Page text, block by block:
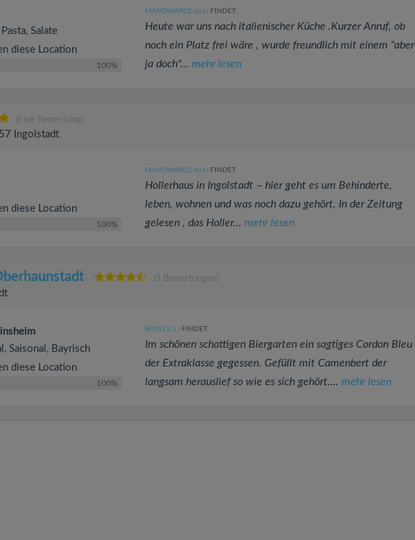
Salate
diese Location
100%
MANOWAR02 (864 )FINDET:
Heute war uns nach italienischer Küche .Kurzer Anruf, ob
noch ein Platz frei wäre , wurde freundlich mit einem "aber
ja doch"... mehr lesen
(Eine Bewertung)
Ingolstadt
diese Location
100%
MANOWAR02 (864 )FINDET:
Hollerhaus in Ingolstadt – hier geht es um Behinderte,
leben, wohnen und was noch dazu gehört. In der Zeitung
gelesen , das Holler... mehr lesen
(3 Bewertungen)
Saisonal, Bayrisch
diese Location
100%
BOSS11 (1 )FINDET:
Im schönen schattigen Biergarten ein sagtiges Cordon Bleu
der Extraklasse gegessen. Gefüllt mit Camenbert der
langsam herauslief so wie es sich gehört.... mehr lesen